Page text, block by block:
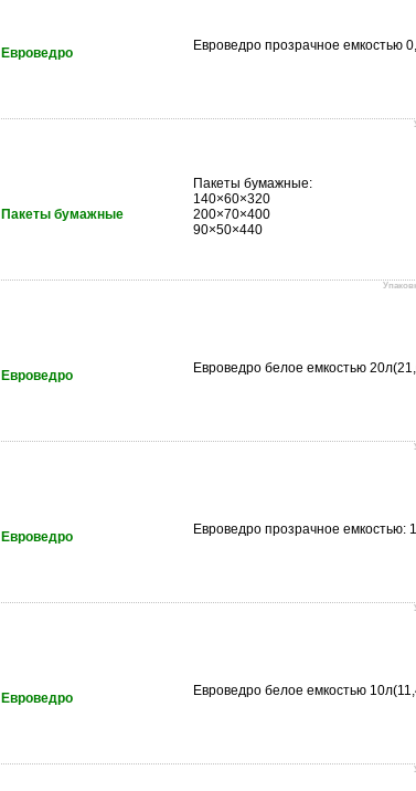
Евроведро Евроведро прозрачное емкостью
Пакеты бумажные
Пакеты бумажные:
140×60×320
200×70×400
90×50×440
Евроведро Евроведро белое емкостью
Евроведро Евроведро прозрачное емкостью:
Евроведро Евроведро белое емкостью